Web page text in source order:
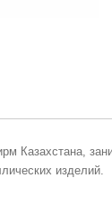
Казахстана,
изделий.